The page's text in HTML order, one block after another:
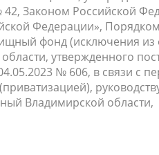
Законом Российской
Федерации»,
фонд (исключения
утвержденного
№ 606, в связи с
Владимирской области,